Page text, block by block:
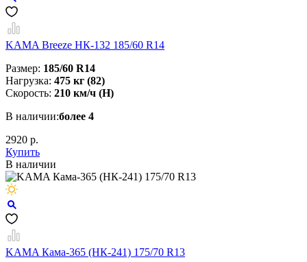
KAMA Breeze НК-132 185/60 R14
Размер: 185/60 R14
Нагрузка: 475 кг (82)
Скорость: 210 км/ч (H)
В наличии:более 4
2920 р.
Купить
В наличии
KAMA Кама-365 (НК-241) 175/70 R13